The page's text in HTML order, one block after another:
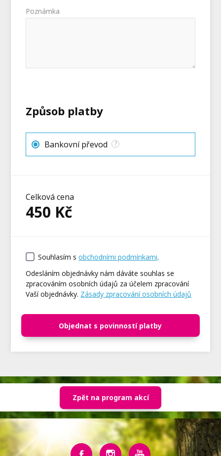
Poznámka
Způsob platby
Bankovní převod ?
Celková cena
450 Kč
Souhlasím sobchodními podmínkami.
Odesláním objednávky nám dáváte souhlas se
zpracováním osobních údajů za účelem zpracování
Vaší objednávky. Zásady zpracování osobních údajů
Objednat s povinností platby
Zpět na program akcí